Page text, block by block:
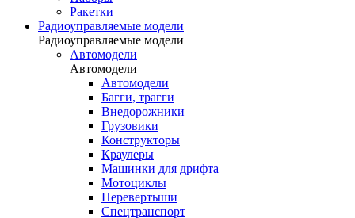
Ракетки
Радиоуправляемые модели
Радиоуправляемые модели
Автомодели
Автомодели
Автомодели
Багги, трагги
Внедорожники
Грузовики
Конструкторы
Краулеры
Машинки для дрифта
Мотоциклы
Перевертыши
Спецтранспорт